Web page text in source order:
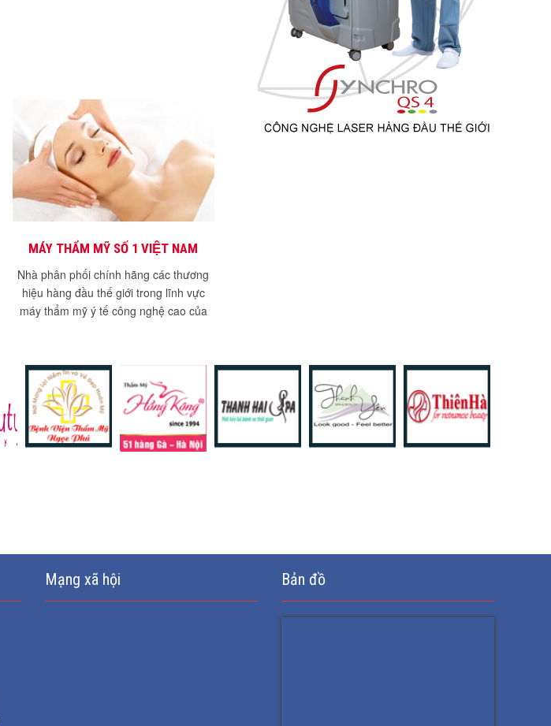
MÁY THẨM MỸ SỐ 1 VIỆT NAM
Nhà phân phối chính hãng các thương
hiệu hàng đầu thế giới trong lĩnh vực
máy thẩm mỹ ý tế công nghệ cao của
Mạng xã hội Bản đồ